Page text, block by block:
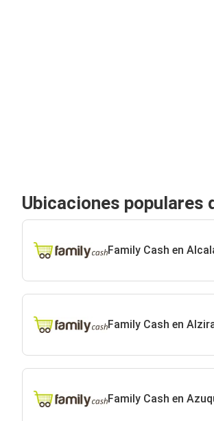
Ubicaciones populares
Family Cash en
Family Cash en
Family Cash en